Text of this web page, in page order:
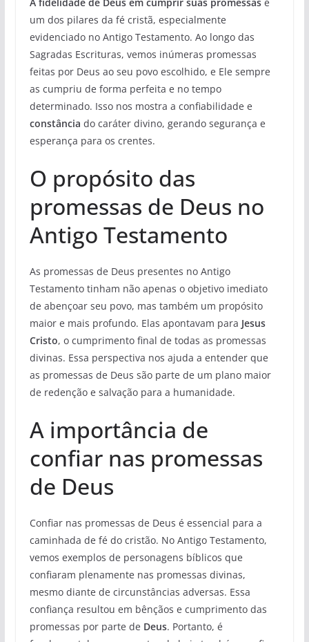
um dos pilares da fé cristã, especialmente
evidenciado no Antigo Testamento. Ao longo das
Sagradas Escrituras, vemos inúmeras promessas
feitas por Deus ao seu povo escolhido, e Ele sempre
as cumpriu de forma perfeita e no tempo
determinado. Isso nos mostra a confiabilidade e
constância do caráter divino, gerando segurança e
esperança para os crentes.
O propósito das
promessas de Deus no
Antigo Testamento
As promessas de Deus presentes no Antigo
Testamento tinham não apenas o objetivo imediato
de abençoar seu povo, mas também um propósito
maior e mais profundo. Elas apontavam para Jesus
Cristo, o cumprimento final de todas as promessas
divinas. Essa perspectiva nos ajuda a entender que
as promessas de Deus são parte de um plano maior
de redenção e salvação para a humanidade.
A importância de
confiar nas promessas
de Deus
Confiar nas promessas de Deus é essencial para a
caminhada de fé do cristão. No Antigo Testamento,
vemos exemplos de personagens bíblicos que
confiaram plenamente nas promessas divinas,
mesmo diante de circunstâncias adversas. Essa
confiança resultou em bênçãos e cumprimento das
promessas por parte de Deus. Portanto, é